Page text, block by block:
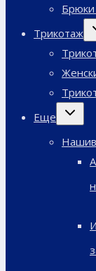
Трикотаж
Еще